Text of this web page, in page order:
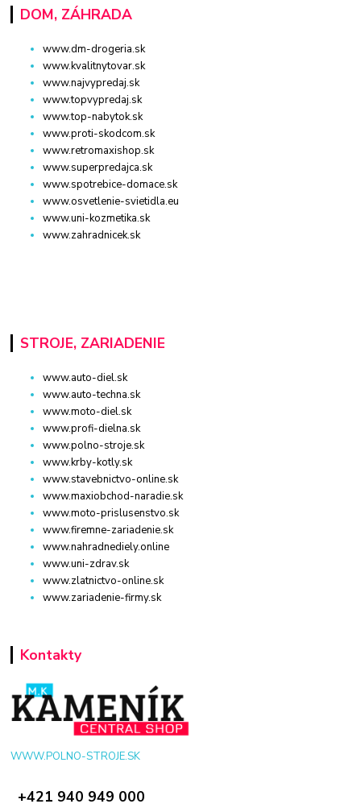
DOM, ZÁHRADA
www.dm-drogeria.sk
www.kvalitnytovar.sk
www.najvypredaj.sk
www.topvypredaj.sk
www.top-nabytok.sk
www.proti-skodcom.sk
www.retromaxishop.sk
www.superpredajca.sk
www.spotrebice-domace.sk
www.osvetlenie-svietidla.eu
www.uni-kozmetika.sk
www.zahradnicek.sk
STROJE, ZARIADENIE
www.auto-diel.sk
www.auto-techna.sk
www.moto-diel.sk
www.profi-dielna.sk
www.polno-stroje.sk
www.krby-kotly.sk
www.stavebnictvo-online.sk
www.maxiobchod-naradie.sk
www.moto-prislusenstvo.sk
www.firemne-zariadenie.sk
www.nahradnediely.online
www.uni-zdrav.sk
www.zlatnictvo-online.sk
www.zariadenie-firmy.sk
Kontakty
WWW.POLNO-STROJE.SK
+421 940 949 000